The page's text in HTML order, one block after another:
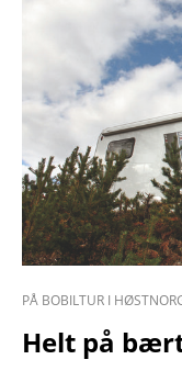
PÅ BOBILTUR I
Helt på